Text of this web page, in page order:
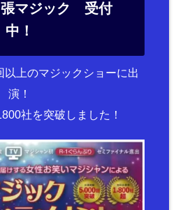
張マジック 受付
中！
上のマジックショーに出
演！
社を突破しました！